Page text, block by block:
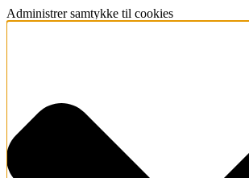
Administrer samtykke til cookies